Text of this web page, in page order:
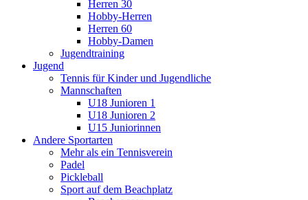
Herren 30
Hobby-Herren
Herren 60
Hobby-Damen
Jugendtraining
Jugend
Tennis für Kinder und Jugendliche
Mannschaften
U18 Junioren 1
U18 Junioren 2
U15 Juniorinnen
Andere Sportarten
Mehr als ein Tennisverein
Padel
Pickleball
Sport auf dem Beachplatz